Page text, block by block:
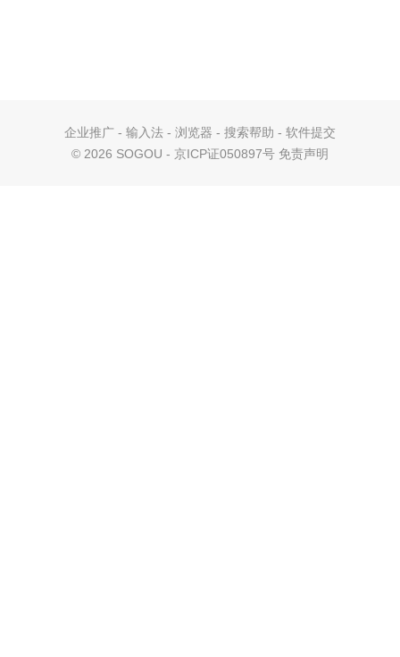
企业推广 - 输入法 - 浏览器 - 搜索帮助 - 软件提交
© 2026 SOGOU - 京ICP证050897号 免责声明